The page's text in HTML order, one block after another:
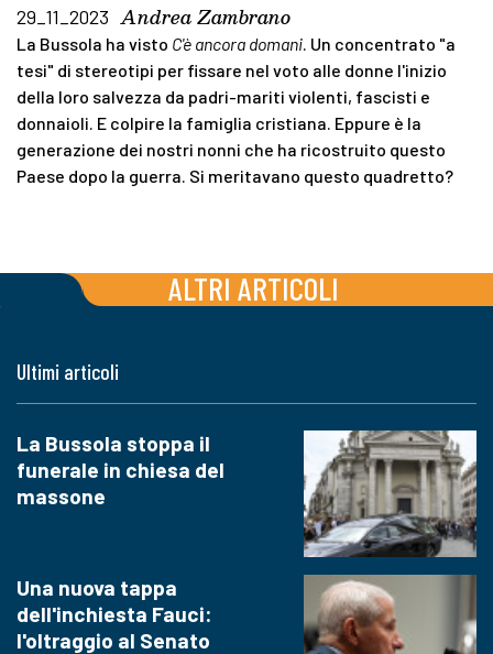
29_11_2023 Andrea Zambrano
La Bussola ha visto C'è ancora domani . Un concentrato "a
tesi" di stereotipi per fissare nel voto alle donne l'inizio
della loro salvezza da padri-mariti violenti, fascisti e
donnaioli. E colpire la famiglia cristiana. Eppure è la
generazione dei nostri nonni che ha ricostruito questo
Paese dopo la guerra. Si meritavano questo quadretto?
ALTRI ARTICOLI
Ultimi articoli
La Bussola stoppa il
funerale in chiesa del
massone
Una nuova tappa
dell'inchiesta Fauci:
l'oltraggio al Senato